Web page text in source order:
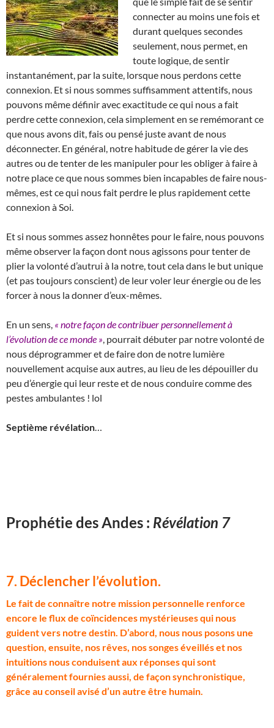
connecter au moins une fois et
durant quelques secondes
seulement, nous permet, en
toute logique, de sentir
instantanément, par la suite, lorsque nous perdons cette
connexion. Et si nous sommes suffisamment attentifs, nous
pouvons même définir avec exactitude ce qui nous a fait
perdre cette connexion, cela simplement en se remémorant ce
que nous avons dit, fais ou pensé juste avant de nous
déconnecter. En général, notre habitude de gérer la vie des
autres ou de tenter de les manipuler pour les obliger à faire à
notre place ce que nous sommes bien incapables de faire nous-
mêmes, est ce qui nous fait perdre le plus rapidement cette
connexion à Soi.
Et si nous sommes assez honnêtes pour le faire, nous pouvons
même observer la façon dont nous agissons pour tenter de
plier la volonté d’autrui à la notre, tout cela dans le but unique
(et pas toujours conscient) de leur voler leur énergie ou de les
forcer à nous la donner d’eux-mêmes.
En un sens, « notre façon de contribuer personnellement à
l’évolution de ce monde » , pourrait débuter par notre volonté de
nous déprogrammer et de faire don de notre lumière
nouvellement acquise aux autres, au lieu de les dépouiller du
peu d’énergie qui leur reste et de nous conduire comme des
pestes ambulantes ! lol
Septième révélation
Prophétie des Andes : Révélation 7
7. Déclencher l’évolution.
L e fait de connaître notre mission personnelle renforce
encore le flux de coïncidences mystérieuses qui nous
guident vers notre destin. D’abord, nous nous posons une
question, ensuite, nos rêves, nos songes éveillés et nos
intuitions nous conduisent aux réponses qui sont
généralement fournies aussi, de façon synchronistique,
grâce au conseil avisé d’un autre être humain.